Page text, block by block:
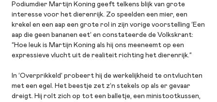
Podiumdier Martijn Koning geeft telkens blijk van grote
interesse voor het dierenrijk. Zo speelden een mier, een
krekel en een aap een grote rol in zijn vorige voorstelling ‘Een
aap die geen bananen eet’ en constateerde de Volkskrant:
“Hoe leuk is Martijn Koning als hij ons meeneemt op een
expressieve vlucht uit de realiteit richting het dierenrijk.”
In ‘Overprikkeld’ probeert hij de werkelijkheid te ontvluchten
met een egel. Het beestje zet z’n stekels op als er gevaar
dreigt. Hij rolt zich op tot een balletje, een ministootkussen,